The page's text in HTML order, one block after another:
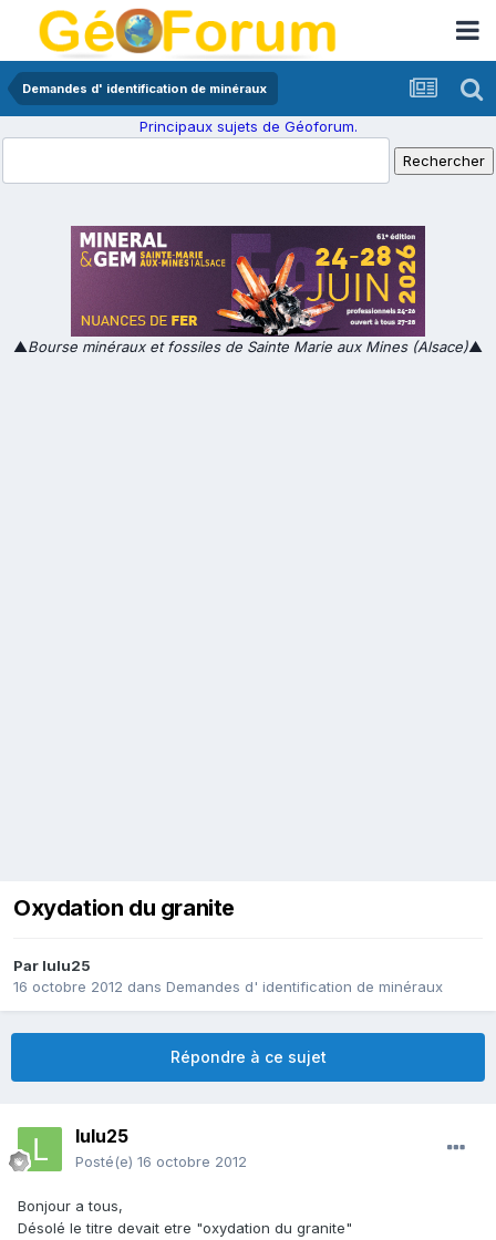
Demandes d' identification de minéraux
Principaux sujets de Géoforum.
▲Bourse minéraux et fossiles de Sainte Marie aux Mines (Alsace)▲
Oxydation du granite
Par lulu25
16 octobre 2012 dans Demandes d' identification de minéraux
Répondre à ce sujet
lulu25
Posté(e) 16 octobre 2012
Bonjour a tous,
Désolé le titre devait etre "oxydation du granite"